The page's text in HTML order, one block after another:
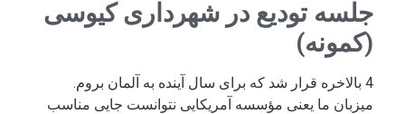
جلسه تودیع در شهرداری کیوسی
(کمونه)
4 بالاخره قرار شد که برای سال آینده به آلمان بروم.
میزبان ما یعنی مؤسسه آمریکایی نتوانست جایی مناسب